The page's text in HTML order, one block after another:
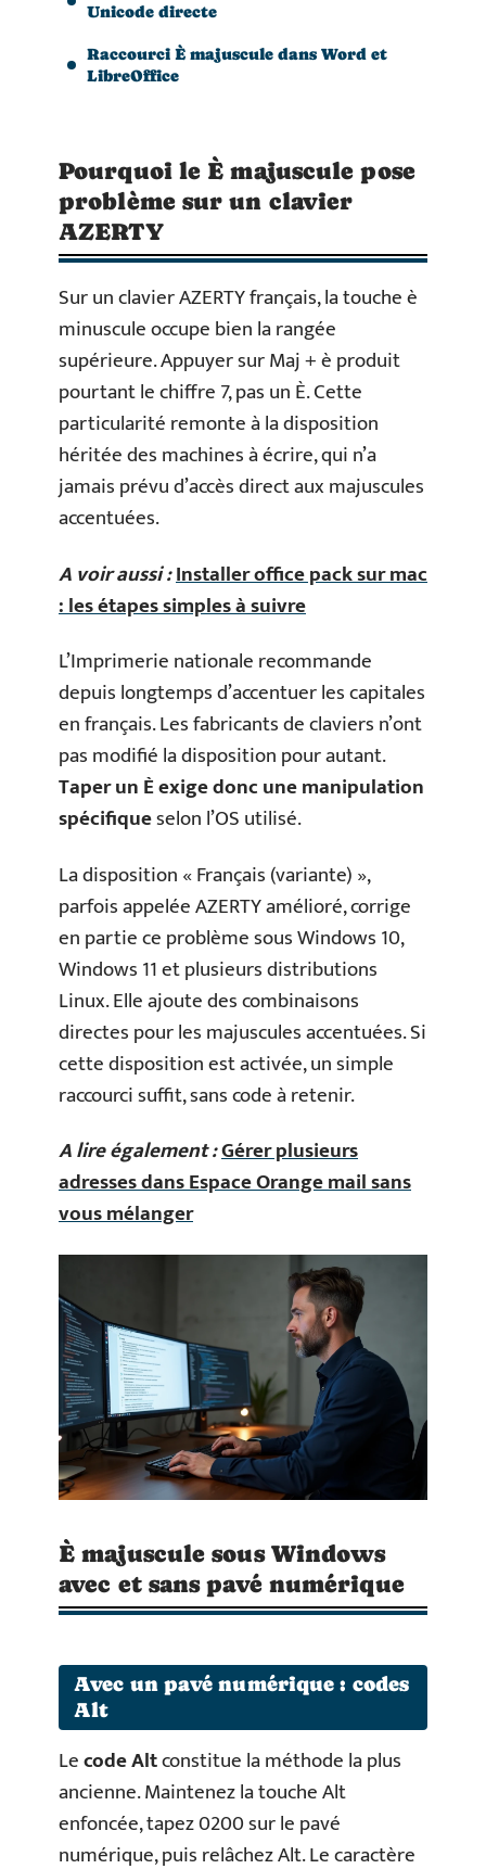
Unicode directe
Raccourci È majuscule dans Word et
LibreOffice
Pourquoi le È majuscule pose
problème sur un clavier
AZERTY
Sur un clavier AZERTY français, la touche è
minuscule occupe bien la rangée
supérieure. Appuyer sur Maj + è produit
pourtant le chiffre 7, pas un È. Cette
particularité remonte à la disposition
héritée des machines à écrire, qui n’a
jamais prévu d’accès direct aux majuscules
accentuées.
A voir aussi :Installer office pack sur mac
: les étapes simples à suivre
L’Imprimerie nationale recommande
depuis longtemps d’accentuer les capitales
en français. Les fabricants de claviers n’ont
pas modifié la disposition pour autant.
Taper un È exige donc une manipulation
spécifiqueselon l’OS utilisé.
La disposition « Français (variante) »,
parfois appelée AZERTY amélioré, corrige
en partie ce problème sous Windows 10,
Windows 11 et plusieurs distributions
Linux. Elle ajoute des combinaisons
directes pour les majuscules accentuées. Si
cette disposition est activée, un simple
raccourci suffit, sans code à retenir.
A lire également :Gérer plusieurs
adresses dans Espace Orange mail sans
vous mélanger
È majuscule sous Windows
avec et sans pavé numérique
Avec un pavé numérique : codes
Alt
Lecode Altconstitue la méthode la plus
ancienne. Maintenez la touche Alt
enfoncée, tapez 0200 sur le pavé
numérique, puis relâchez Alt. Le caractère